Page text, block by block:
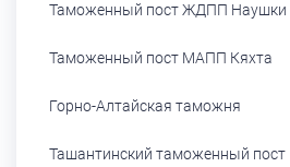
Таможенный пост ЖДПП Наушки
Таможенный пост МАПП Кяхта
Горно-Алтайская таможня
Ташантинский таможенный пост